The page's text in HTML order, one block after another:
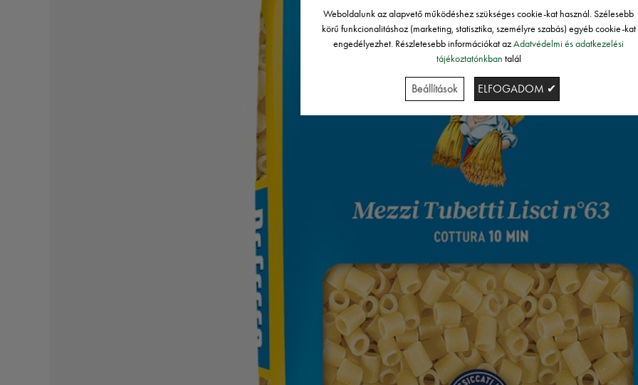
Weboldalunk az alapvető működéshez szükséges cookie-kat használ. Szélesebb
körű funkcionalitáshoz (marketing, statisztika, személyre szabás) egyéb cookie-kat
engedélyezhet. Részletesebb információkat azAdatvédelmi és adatkezelési
tájékoztatónkban talál
Beállítások ELFOGADOM ✔